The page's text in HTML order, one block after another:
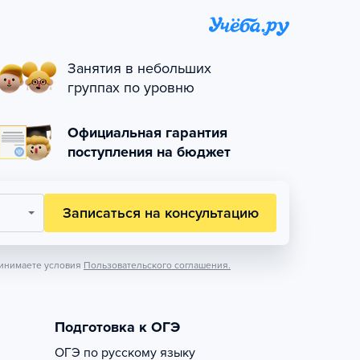
Занятия в небольших
группах по уровню
Официальная гарантия
поступления на бюджет
Записаться на консультацию
условия Пользовательского соглашения.
Подготовка к ОГЭ
ОГЭ по русскому языку